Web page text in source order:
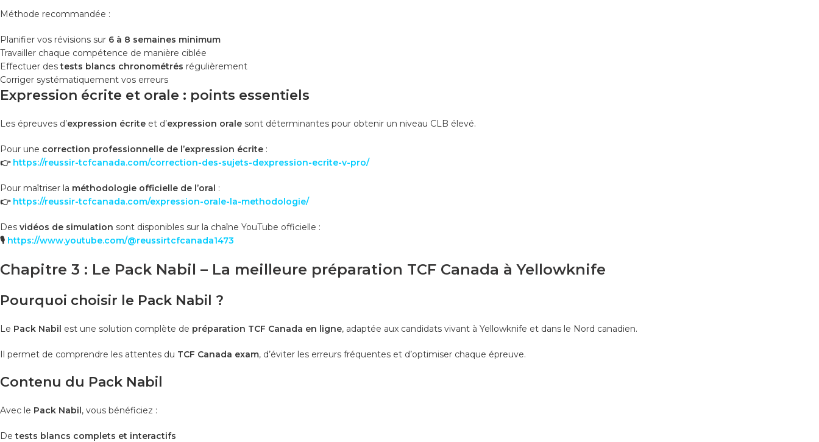
Méthode recommandée :
Planifier vos révisions sur 6 à 8 semaines minimum
Travailler chaque compétence de manière ciblée
Effectuer destests blancs chronométrés régulièrement
Corriger systématiquement vos erreurs
Expression écrite et orale : points essentiels
Les épreuves d’expression écrite et d’expression orale sont déterminantes pour obtenir un niveau CLB élevé.
Pour une correction professionnelle de l’expression écrite :
👉 https://reussir-tcfcanada.com/correction-des-sujets-dexpression-ecrite-v-pro/
Pour maîtriser la méthodologie officielle de l’oral :
👉 https://reussir-tcfcanada.com/expression-orale-la-methodologie/
Des vidéos de simulation sont disponibles sur la chaîne YouTube officielle :
🎙️ https://www.youtube.com/@reussirtcfcanada1473
Chapitre 3 : Le Pack Nabil – La meilleure préparation TCF Canada à Yellowknife
Pourquoi choisir le Pack Nabil ?
Le Pack Nabil est une solution complète de préparation TCF Canada en ligne, adaptée aux candidats vivant à Yellowknife et dans le Nord canadien.
Il permet de comprendre les attentes du TCF Canada exam, d’éviter les erreurs fréquentes et d’optimiser chaque épreuve.
Contenu du Pack Nabil
Avec le Pack Nabil, vous bénéficiez :
Detests blancs complets et interactifs